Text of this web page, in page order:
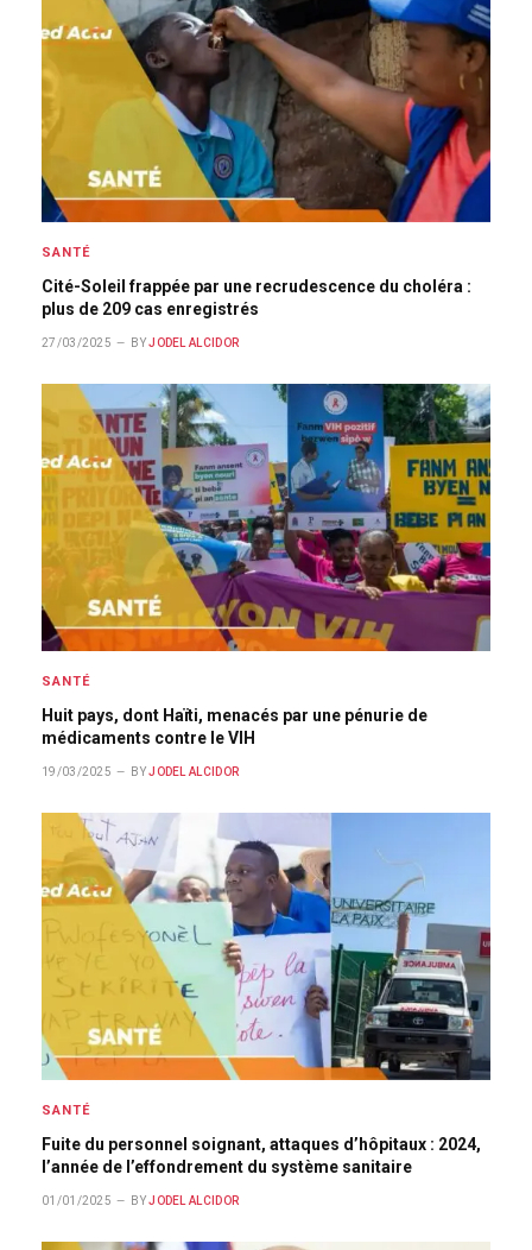
SANTÉ
Cité-Soleil frappée par une recrudescence du choléra :
plus de 209 cas enregistrés
27/03/2025 BY JODEL ALCIDOR
SANTÉ
Huit pays, dont Haïti, menacés par une pénurie de
médicaments contre le VIH
19/03/2025 BY JODEL ALCIDOR
SANTÉ
Fuite du personnel soignant, attaques d’hôpitaux : 2024,
l’année de l’effondrement du système sanitaire
01/01/2025 BY JODEL ALCIDOR